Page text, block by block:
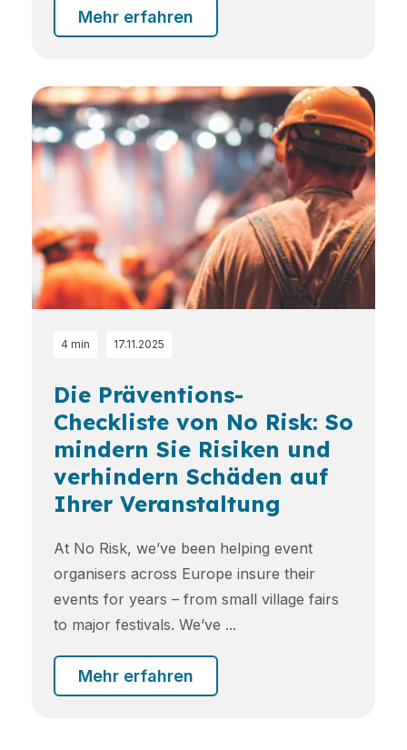
Mehr erfahren
4 min 17.11.2025
Die Präventions-
Checkliste von No Risk: So
mindern Sie Risiken und
verhindern Schäden auf
Ihrer Veranstaltung
At No Risk, we’ve been helping event
organisers across Europe insure their
events for years – from small village fairs
to major festivals. We’ve ...
Mehr erfahren